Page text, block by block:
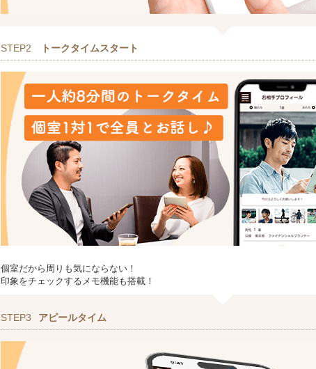
STEP2 トークタイムスタート
個室だから周りも気にならない！
印象をチェックするメモ機能も搭載！
STEP3 アピールタイム